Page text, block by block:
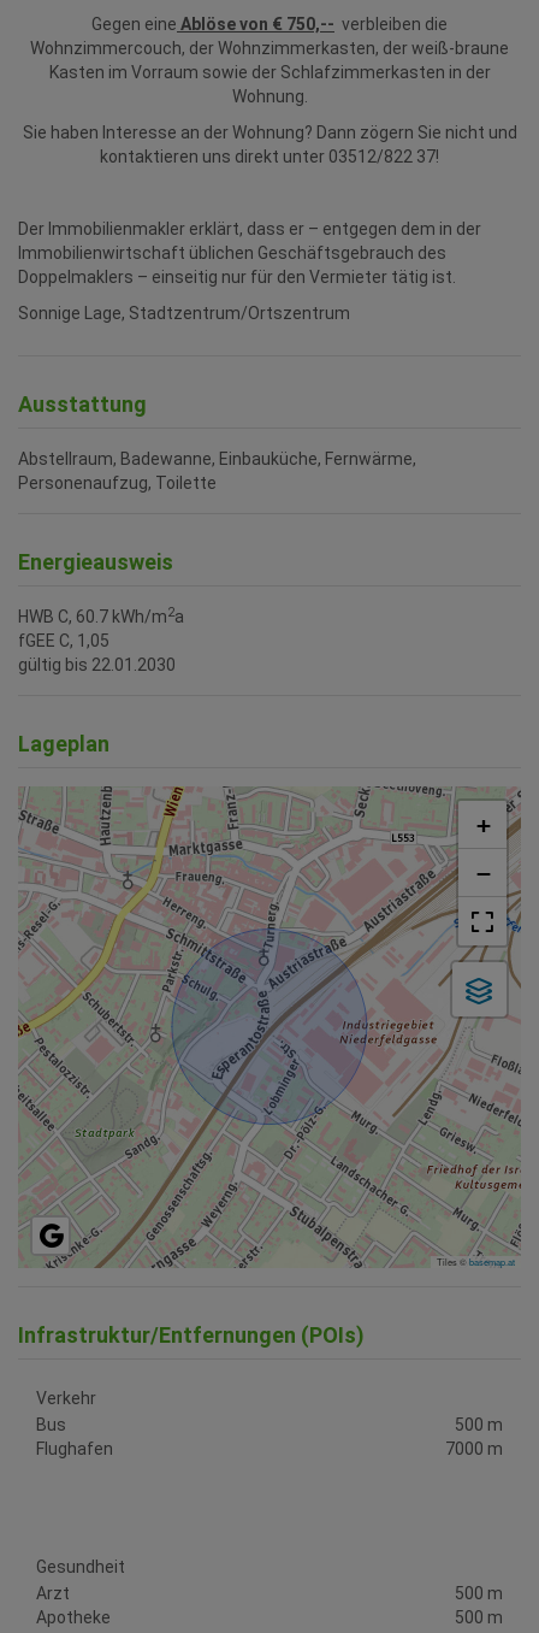
Gegen eine Ablöse von € 750,-- verbleiben die
Wohnzimmercouch, der Wohnzimmerkasten, der weiß-braune
Kasten im Vorraum sowie der Schlafzimmerkasten in der
Wohnung.
Sie haben Interesse an der Wohnung? Dann zögern Sie nicht und
kontaktieren uns direkt unter 03512/822 37!
Der Immobilienmakler erklärt, dass er – entgegen dem in der
Immobilienwirtschaft üblichen Geschäftsgebrauch des
Doppelmaklers – einseitig nur für den Vermieter tätig ist.
Sonnige Lage, Stadtzentrum/Ortszentrum
Ausstattung
Abstellraum Badewanne Einbauküche Fernwärme
Personenaufzug Toilette
Energieausweis
HWB C, 60.7 kWh/m2a
fGEE C, 1,05
gültig bis 22.01.2030
Lageplan
+
−
Tiles ©basemap.at
Infrastruktur/Entfernungen (POIs)
Verkehr
Bus
500 m
Flughafen
7000 m
Gesundheit
Arzt
500 m
Apotheke
500 m